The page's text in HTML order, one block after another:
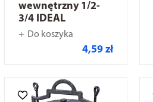
wewnętrzny 1/2-
3/4 IDEAL
Do koszyka
4,59 zł